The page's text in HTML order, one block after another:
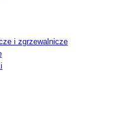
i zgrzewalnicze